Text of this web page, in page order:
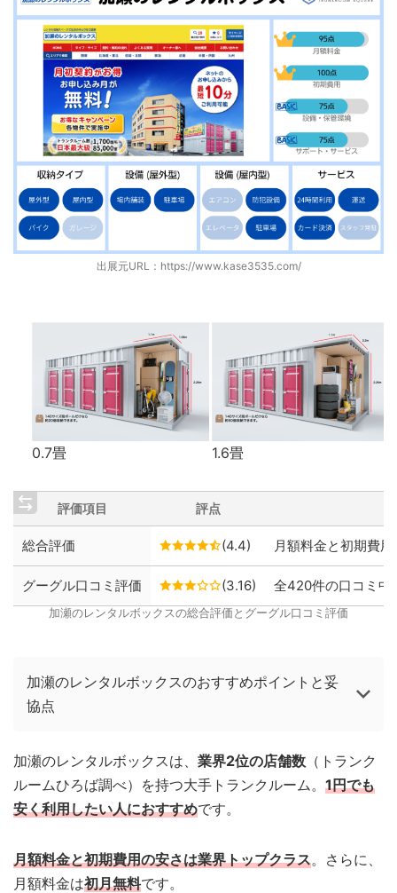
出展元URL： https://www.kase3535.com/
0.7畳 1.6畳
評価項目 評点
総合評価 (4.4) 月額料金と初期費
グーグル口コミ評価 (3.16) 全420件の口コミ中
加瀬のレンタルボックスの総合評価とグーグル口コミ評価
加瀬のレンタルボックスのおすすめポイントと妥
協点
加瀬のレンタルボックスは、 業界2位の店舗数 （トランク
ルームひろば調べ）を持つ大手トランクルーム。 1円でも
安く利用したい人におすすめです。
月額料金と初期費用の安さは業界トップクラス。さらに、
月額料金は初月無料です。